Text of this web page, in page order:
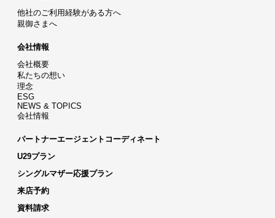
他社のご利用経験がある方へ
親御さまへ
会社情報
会社概要
私たちの想い
理念
ESG
NEWS & TOPICS
会社情報
パートナーエージェントコーディネート
U29プラン
シングルマザー応援プラン
来店予約
資料請求